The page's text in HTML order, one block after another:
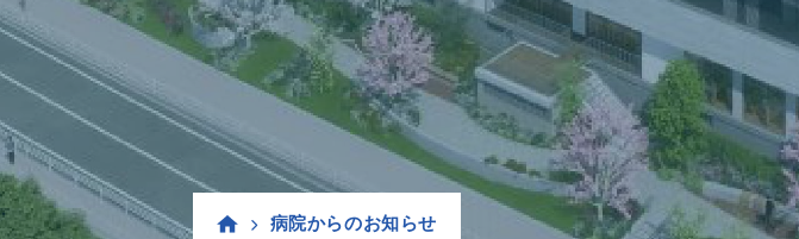
病院からのお知らせ